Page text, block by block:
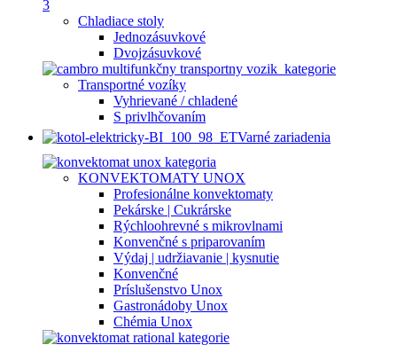
Chladiace stoly
Jednozásuvkové
Dvojzásuvkové
Transportné vozíky
Vyhrievané / chladené
S privlhčovaním
Varné zariadenia
KONVEKTOMATY UNOX
Profesionálne konvektomaty
Pekárske | Cukrárske
Rýchloohrevné s mikrovlnami
Konvenčné s priparovaním
Výdaj | udržiavanie | kysnutie
Konvenčné
Príslušenstvo Unox
Gastronádoby Unox
Chémia Unox